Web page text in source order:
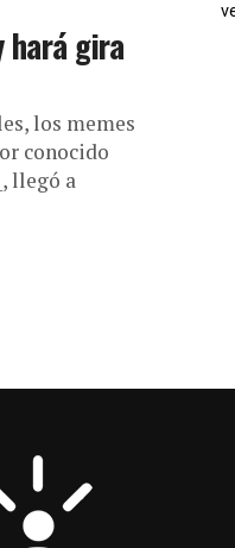
hará gira
los memes
conocido
llegó a